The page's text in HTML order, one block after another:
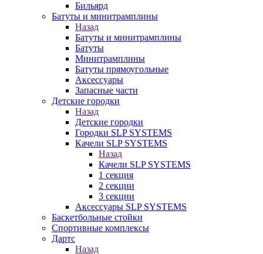
Бильяpд
Батуты и минитрамплины
Назад
Батуты и минитрамплины
Батуты
Минитрамплины
Батуты прямоугольные
Аксессуары
Запасные части
Детские городки
Назад
Детские городки
Городки SLP SYSTEMS
Качели SLP SYSTEMS
Назад
Качели SLP SYSTEMS
1 секция
2 секции
3 секции
Аксессуары SLP SYSTEMS
Баскетбольные стойки
Спортивные комплексы
Дартс
Назад